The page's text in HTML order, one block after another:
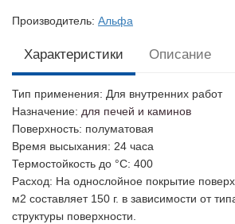
Производитель: Альфа
Характеристики Описание
Тип применения: Для внутренних работ
Назначение: для печей и каминов
Поверхность: полуматовая
Время высыхания: 24 часа
Термостойкость до °C: 400
Расход: На однослойное покрытие
м2 составляет 150 г. в зависимости от
структуры поверхности.